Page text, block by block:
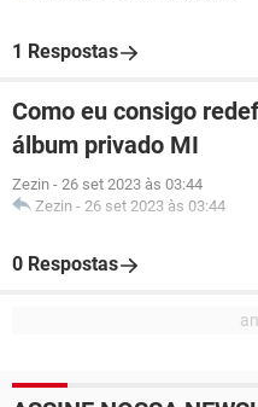
1 Respostas
Como eu consigo
álbum privado MI
Zezin - 26 set 2023 às 03:44
Zezin - 26 set 2023 às 03:44
0 Respostas